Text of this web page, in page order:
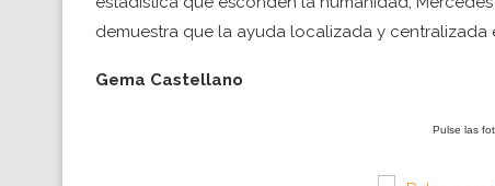
demuestra que la ayuda localizada y
Gema Castellano
Pulse las